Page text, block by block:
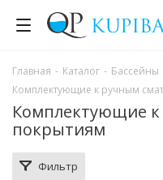
Главная - Каталог - Бассейны
Комплектующие к ручным
Комплектующие
покрытиям
Фильтр